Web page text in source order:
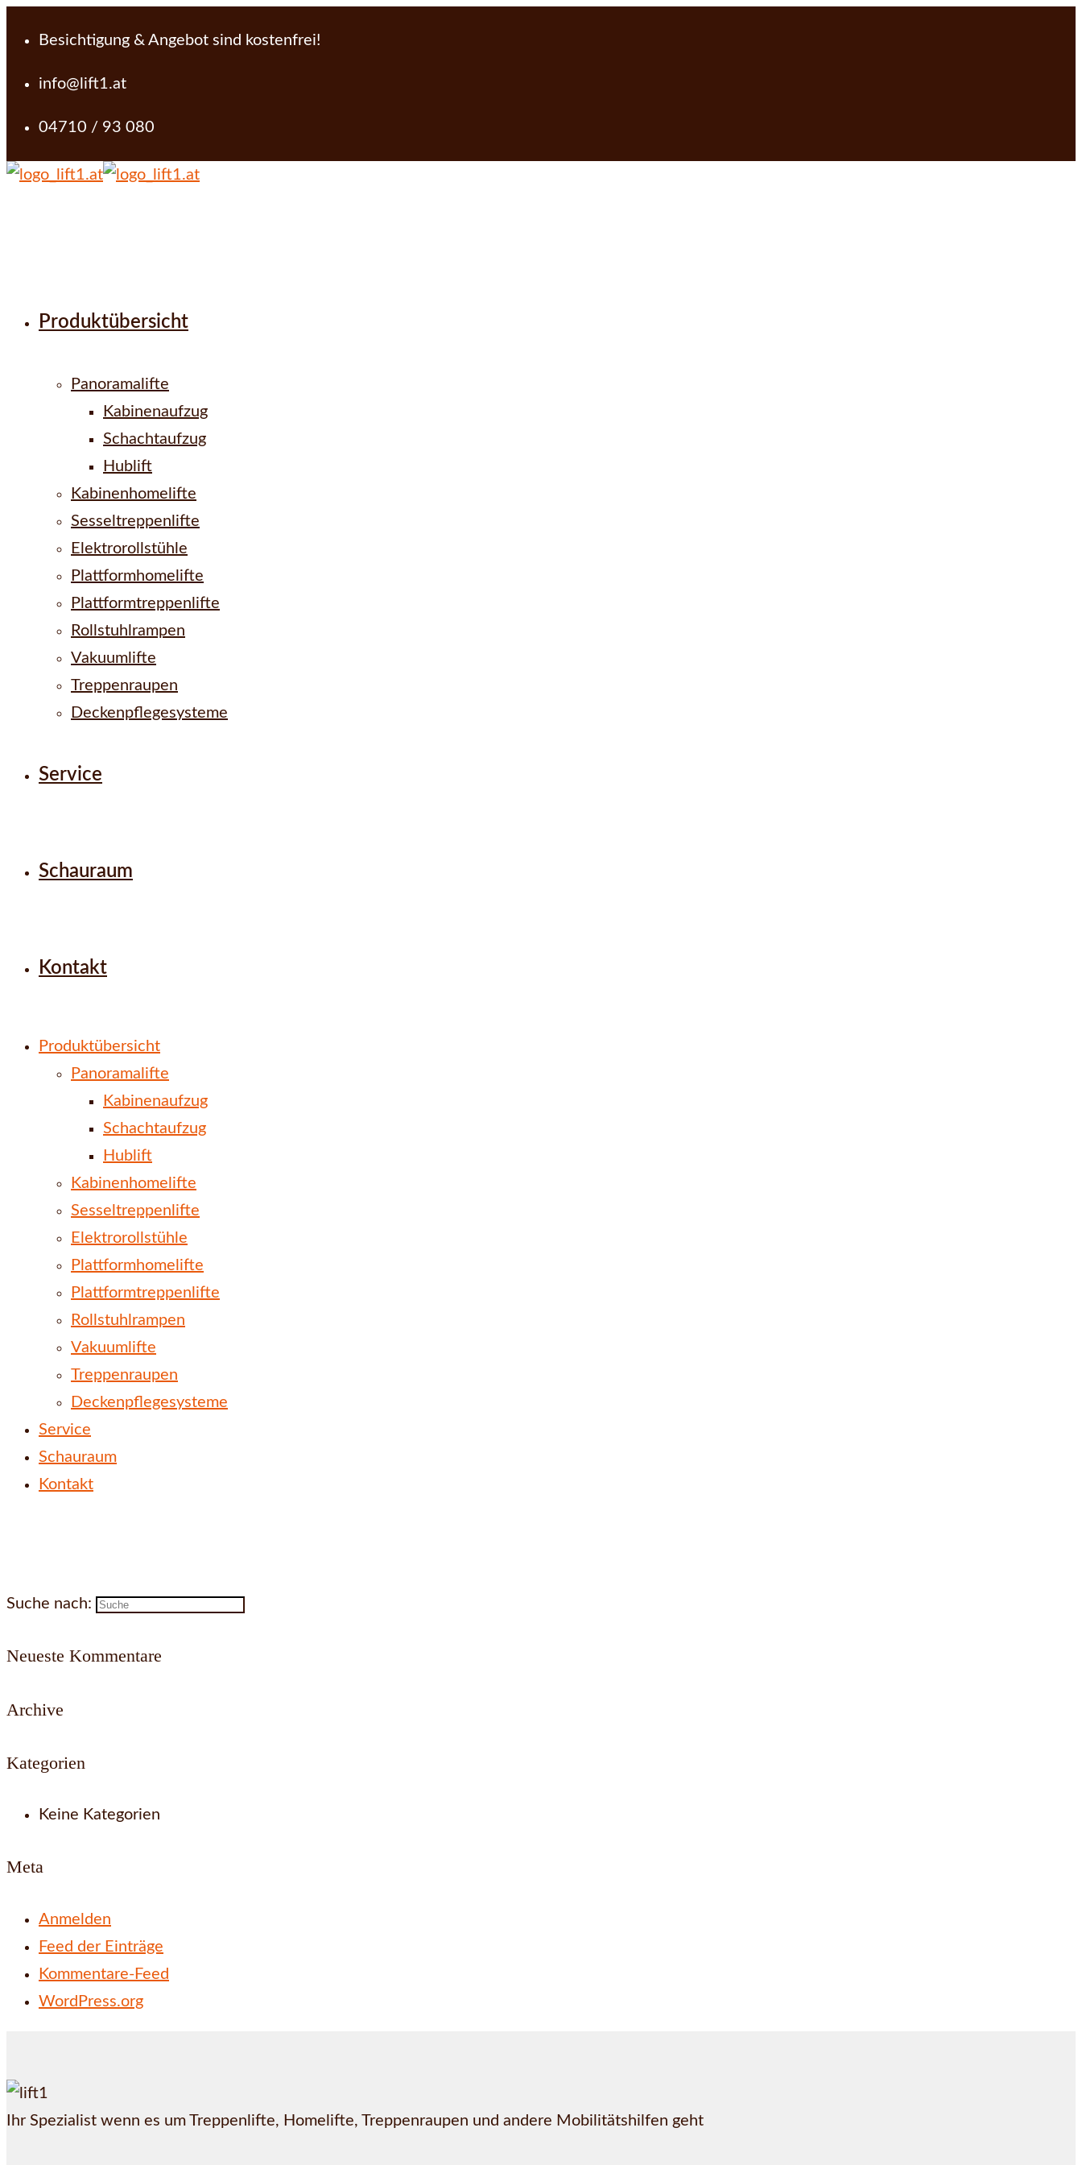
Besichtigung & Angebot sind kostenfrei!
info@lift1.at
04710 / 93 080
Produktübersicht
Panoramalifte
Kabinenaufzug
Schachtaufzug
Hublift
Kabinenhomelifte
Sesseltreppenlifte
Elektrorollstühle
Plattformhomelifte
Plattformtreppenlifte
Rollstuhlrampen
Vakuumlifte
Treppenraupen
Deckenpflegesysteme
Service
Schauraum
Kontakt
Produktübersicht
Panoramalifte
Kabinenaufzug
Schachtaufzug
Hublift
Kabinenhomelifte
Sesseltreppenlifte
Elektrorollstühle
Plattformhomelifte
Plattformtreppenlifte
Rollstuhlrampen
Vakuumlifte
Treppenraupen
Deckenpflegesysteme
Service
Schauraum
Kontakt
Suche nach:
Neueste Kommentare
Archive
Kategorien
Keine Kategorien
Meta
Anmelden
Feed der Einträge
Kommentare-Feed
WordPress.org
Ihr Spezialist wenn es um Treppenlifte, Homelifte, Treppenraupen und andere Mobilitätshilfen geht